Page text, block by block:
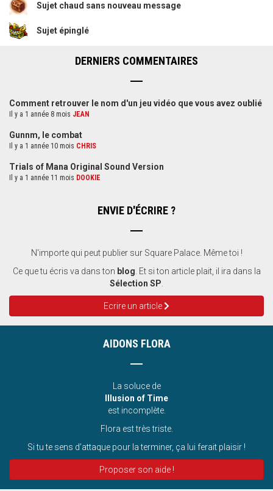
Sujet chaud sans nouveau message
Sujet épinglé
DERNIERS COMMENTAIRES
Comment retrouver le nom d'un jeu vidéo que vous avez oublié
Il y a 1 année 8 mois JEAN
Gunnm, le combat
Il y a 1 année 10 mois CHRIS
Trials of Mana Original Sound Version
Il y a 1 année 11 mois DOOKIE
ENVIE D'ÉCRIRE ?
N'importe qui peut publier sur Square Palace. Même toi !
Ce que tu écris va dans ton blog . Et si ton article plait, il ira dans la
Sélection SP
Ecrire un article
AIDONS FLORA
La soluce de
Illusion of Time
est incomplète.
Flora est très triste.
Si tu te sens d’attaque pour la terminer, ça lui ferait plaisir !
Proposer son aide !